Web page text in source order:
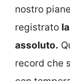
nostro
registrato
assoluto.
record che